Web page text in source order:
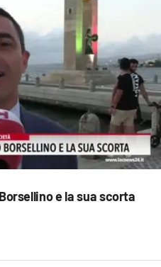
e la sua scorta